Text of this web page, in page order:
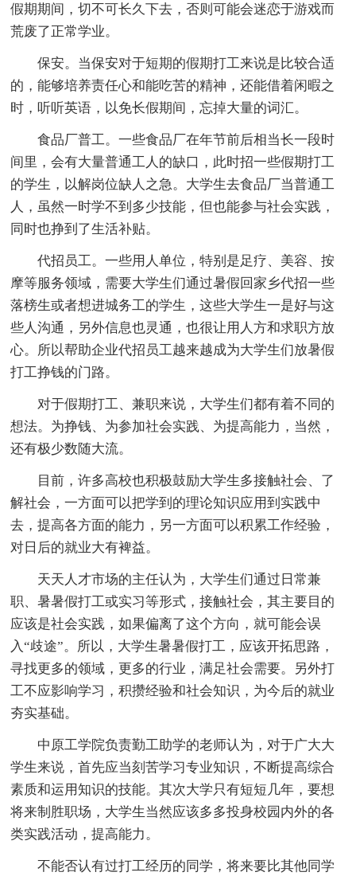
假期期间，切不可长久下去，否则可能会迷恋于游戏而
荒废了正常学业。
保安。当保安对于短期的假期打工来说是比较合适
的，能够培养责任心和能吃苦的精神，还能借着闲暇之
时，听听英语，以免长假期间，忘掉大量的词汇。
食品厂普工。一些食品厂在年节前后相当长一段时
间里，会有大量普通工人的缺口，此时招一些假期打工
的学生，以解岗位缺人之急。大学生去食品厂当普通工
人，虽然一时学不到多少技能，但也能参与社会实践，
同时也挣到了生活补贴。
代招员工。一些用人单位，特别是足疗、美容、按
摩等服务领域，需要大学生们通过暑假回家乡代招一些
落榜生或者想进城务工的学生，这些大学生一是好与这
些人沟通，另外信息也灵通，也很让用人方和求职方放
心。所以帮助企业代招员工越来越成为大学生们放暑假
打工挣钱的门路。
对于假期打工、兼职来说，大学生们都有着不同的
想法。为挣钱、为参加社会实践、为提高能力，当然，
还有极少数随大流。
目前，许多高校也积极鼓励大学生多接触社会、了
解社会，一方面可以把学到的理论知识应用到实践中
去，提高各方面的能力，另一方面可以积累工作经验，
对日后的就业大有裨益。
天天人才市场的主任认为，大学生们通过日常兼
职、暑暑假打工或实习等形式，接触社会，其主要目的
应该是社会实践，如果偏离了这个方向，就可能会误
入“歧途”。所以，大学生暑暑假打工，应该开拓思路，
寻找更多的领域，更多的行业，满足社会需要。另外打
工不应影响学习，积攒经验和社会知识，为今后的就业
夯实基础。
中原工学院负责勤工助学的老师认为，对于广大大
学生来说，首先应当刻苦学习专业知识，不断提高综合
素质和运用知识的技能。其次大学只有短短几年，要想
将来制胜职场，大学生当然应该多多投身校园内外的各
类实践活动，提高能力。
不能否认有过打工经历的同学，将来要比其他同学